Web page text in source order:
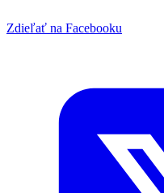
Zdieľať na Facebooku